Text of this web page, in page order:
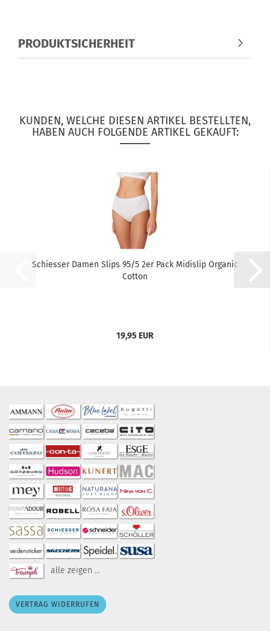
PRODUKTSICHERHEIT
KUNDEN, WELCHE DIESEN ARTIKEL BESTELLTEN,
HABEN AUCH FOLGENDE ARTIKEL GEKAUFT:
Schiesser Damen Slips 95/5 2er Pack Midislip Organic
Cotton
19,95 EUR
alle zeigen ...
VERTRAG WIDERRUFEN